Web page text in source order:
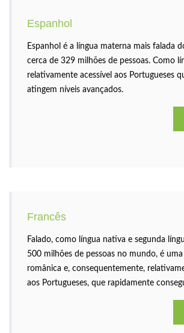
Espanhol
Espanhol é a língua materna mais falada
cerca de 329 milhões de pessoas. Como
relativamente acessível aos Portugueses
atingem níveis avançados.
Francês
Falado, como língua nativa e segunda
500 milhões de pessoas no mundo, é uma
românica e, consequentemente,
aos Portugueses, que rapidamente